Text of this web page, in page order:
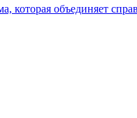
которая объединяет